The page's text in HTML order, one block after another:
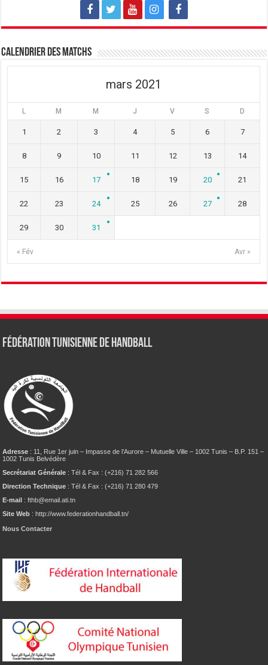
Calendrier des matchs
mars 2021
L M M J V S D
« Fév Avr »
1 2 3 4 5 6 7
8 9 10 11 12 13 14
15 16 17 18 19 20 21
22 23 24 25 26 27 28
29 30 31
Fédération tunisienne de Handball
Adresse : 11, Rue 1er juin – Impasse de l’Aurore – Mutuelle Ville – 1002 Tunis – B.P. 151 –
1002 Tunis Belvédère
Secrétariat Générale : Tél & Fax : (+216) 71 282 566
Direction Technique : Tél & Fax : (+216) 71 280 479
E-mail : fthb@email.ati.tn
Site Web : http://www.federationhandball.tn/
Nous Contacter